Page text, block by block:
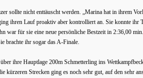
sollte nicht enttäuscht werden. „Marina hat in ihrem
ihren Lauf proaktiv aber kontrolliert an. Sie konnte ihr
war für sie eine neue persönliche Bestzeit in 2:36,00
brachte ihr sogar das A-Finale.
ihre Hauptlage 200m Schmetterling ins
kürzeren Strecken ging es noch sehr gut, auf den sehr